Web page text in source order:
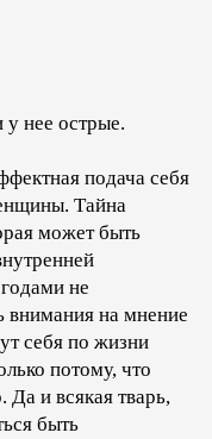
у нее острые.
подача себя
Тайна
может быть
не
внимания на мнение
себя по жизни
потому, что
и всякая тварь,
быть